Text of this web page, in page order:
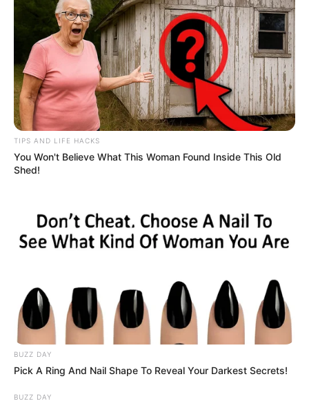
TIPS AND LIFE HACKS
You Won't Believe What This Woman Found Inside This Old
Shed!
BUZZ DAY
Pick A Ring And Nail Shape To Reveal Your Darkest Secrets!
BUZZ DAY